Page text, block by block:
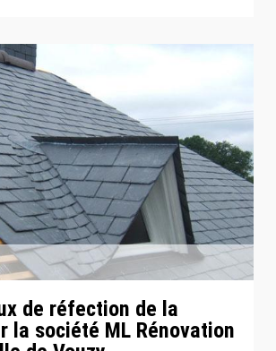
de réfection de la
la société ML Rénovation